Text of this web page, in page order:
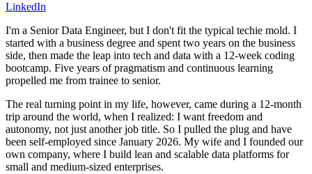
LinkedIn
I'm a Senior Data Engineer, but I don't fit the typical techie mold. I
started with a business degree and spent two years on the business
side, then made the leap into tech and data with a 12-week coding
bootcamp. Five years of pragmatism and continuous learning
propelled me from trainee to senior.
The real turning point in my life, however, came during a 12-month
trip around the world, when I realized: I want freedom and
autonomy, not just another job title. So I pulled the plug and have
been self-employed since January 2026. My wife and I founded our
own company, where I build lean and scalable data platforms for
small and medium-sized enterprises.